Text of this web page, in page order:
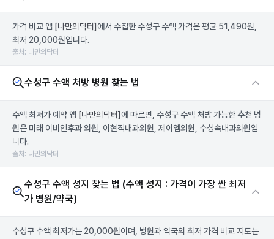
가격 비교 앱 [나만의닥터] 에서 수집한 수성구 수액 가격은 평균 51,490원,
최저 20,000원입니다.
출처: 나만의닥터
수성구 수액 처방 병원 찾는 법
수액 최저가 예약 앱 [나만의닥터] 에 따르면, 수성구 수액 처방 가능한 추천 병
원은 미래 이비인후과 의원, 이현직내과의원, 제이엠의원, 수성속내과의원입
니다.
출처: 나만의닥터
수성구 수액 성지 찾는 법 (수액 성지 : 가격이 가장 싼 최저
가 병원/약국)
수성구 수액 최저가는 20,000원이며, 병원과 약국의 최저 가격 비교 지도는